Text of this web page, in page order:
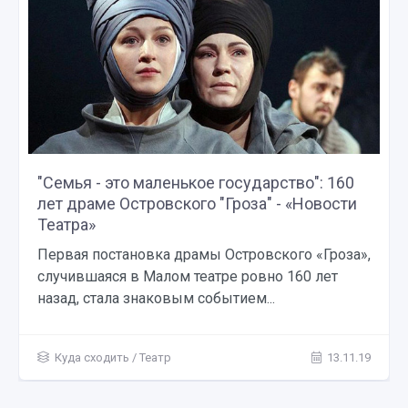
"Семья - это маленькое государство": 160
лет драме Островского "Гроза" - «Новости
Театра»
Первая постановка драмы Островского «Гроза»,
случившаяся в Малом театре ровно 160 лет
назад, стала знаковым событием...
Куда сходить / Театр 13.11.19